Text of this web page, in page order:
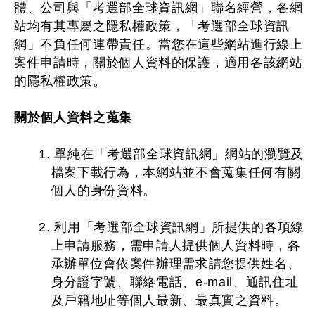
體、公司與「考選部全球資訊網」聯名經營，各網
站均有其專屬之隱私權政策，「考選部全球資訊
網」不負任何連帶責任。當您在這些網站進行線上
案件申請時，關於個人資料的保護，適用各該網站
的隱私權政策。
關於個人資料之蒐集
1. 單純在「考選部全球資訊網」網站的瀏覽及
檔案下載行為，本網站並不會蒐集任何有關
個人的身份資料。
2. 利用「考選部全球資訊網」所提供的各項線
上申請服務，需申請人提供個人資料時，各
承辦單位會依案件辦理需求請您提供姓名、
身分證字號、聯絡電話、e-mail、通訊住址
及戶籍地址等個人最新、最真實之資料。